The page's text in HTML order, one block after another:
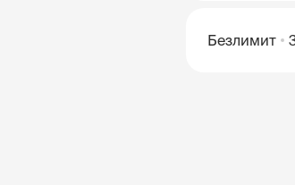
Безлимит